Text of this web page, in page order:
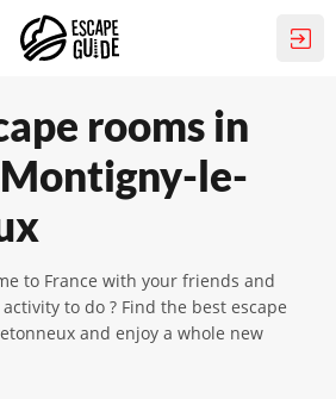
rooms in
le-
to France with your friends and
to do ? Find the best escape
and enjoy a whole new